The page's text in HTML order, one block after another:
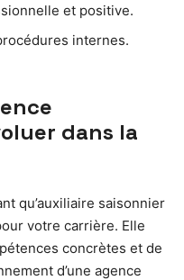
et positive.
internes.
dans la
qu’auxiliaire saisonnier
votre carrière. Elle
concrètes et de
d’une agence